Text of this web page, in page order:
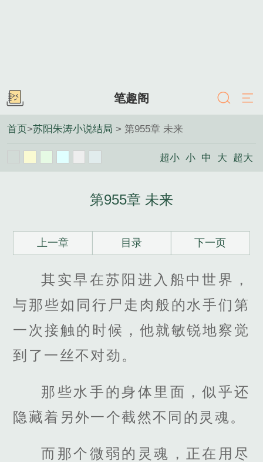
笔趣阁
首页>苏阳朱涛小说结局 > 第955章 未来
超小 小 中 大 超大
第955章 未来
上一章 目录 下一页
其实早在苏阳进入船中世界，
与那些如同行尸走肉般的水手们第
一次接触的时候，他就敏锐地察觉
到了一丝不对劲。
那些水手的身体里面，似乎还
隐藏着另外一个截然不同的灵魂。
而那个微弱的灵魂，正在用尽